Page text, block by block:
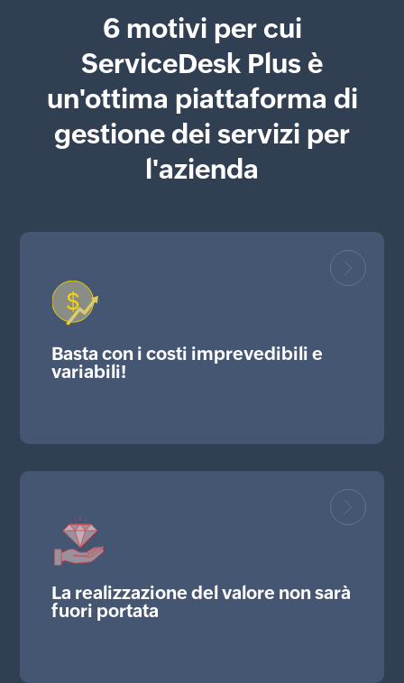
6 motivi per cui
ServiceDesk Plus è
un'ottima piattaforma di
gestione dei servizi per
l'azienda
Basta con i costi imprevedibili e
variabili!
La realizzazione del valore non sarà
fuori portata